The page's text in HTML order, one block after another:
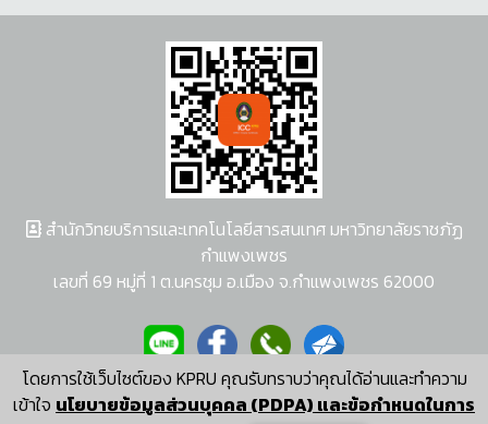
โดยการใช้เว็บไซต์ของ KPRU คุณรับทราบว่าคุณได้อ่านและทำความ
เข้าใจ นโยบายข้อมูลส่วนบุคคล (PDPA) และข้อกำหนดในการ
สำนักวิทยบริการและเทคโนโลยีสารสนเทศ มหาวิทยาลัยราชภัฏ
กำแพงเพชร
เลขที่ 69 หมู่ที่ 1 ต.นครชุม อ.เมือง จ.กำแพงเพชร 62000
ผู้พัฒนาระบบ อนุชา พวงผกา